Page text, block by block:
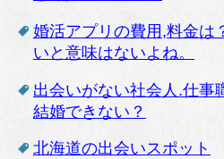
婚活アプリの費用,料金は
いと意味はないよね。
出会いがない社会人.仕事
結婚できない？
北海道の出会いスポット